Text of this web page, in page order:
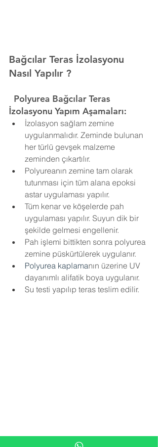
Bağcılar Teras İzolasyonu
Nasıl Yapılır ?
  Polyurea
Bağcılar Teras
İzolasyonu Yapım Aşamaları:
İzolasyon sağlam zemine
uygulanmalıdır. Zeminde bulunan
her türlü gevşek malzeme
zeminden çıkartılır.
Polyureanın zemine tam olarak
tutunması için tüm alana epoksi
astar uygulaması yapılır.
Tüm kenar ve köşelerde pah
uygulaması yapılır. Suyun dik bir
şekilde gelmesi engellenir.
Pah işlemi bittikten sonra polyurea
zemine püskürtülerek uygulanır.
Polyurea kaplamanın üzerine UV
dayanımlı alifatik boya uygulanır.
Su testi yapılıp teras teslim edilir.